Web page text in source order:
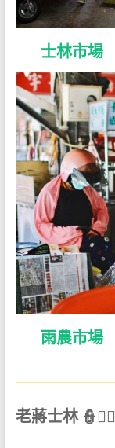
士林市場
雨農市場
老蔣士林 👮🕵️‍♂️